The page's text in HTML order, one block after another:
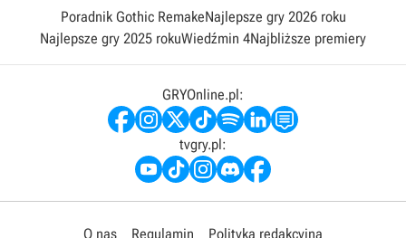
Poradnik Gothic RemakeNajlepsze gry 2026 roku
Najlepsze gry 2025 rokuWiedźmin 4Najbliższe premiery
GRYOnline.pl:
tvgry.pl:
O nas Regulamin
Polityka redakcyjna